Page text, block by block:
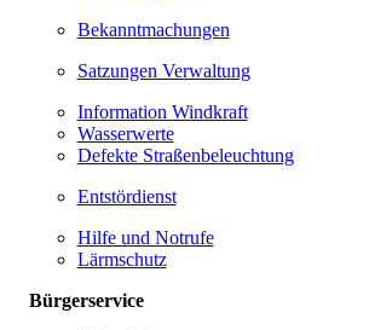
Bekanntmachungen
Satzungen Verwaltung
Information Windkraft
Wasserwerte
Defekte Straßenbeleuchtung
Entstördienst
Hilfe und Notrufe
Lärmschutz
Bürgerservice